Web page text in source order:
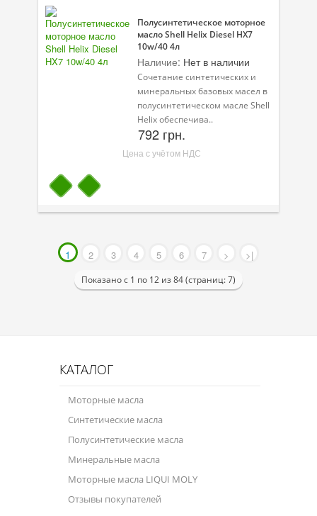
Полусинтетическое моторное
масло Shell Helix Diesel HX7
10w/40 4л
Наличие: Нет в наличии
Сочетание синтетических и
минеральных базовых масел в
полусинтетическом масле Shell
Helix обеспечива..
792 грн.
Цена с учётом НДС
1 2 3 4 5 6 7 > >|
Показано с 1 по 12 из 84 (страниц: 7)
КАТАЛОГ
Моторные масла
Синтетические масла
Полусинтетические масла
Минеральные масла
Моторные масла LIQUI MOLY
Отзывы покупателей